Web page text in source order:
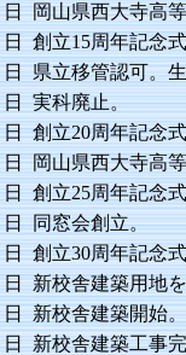
日 岡山県西大寺高
日 創立15周年記念
日 県立移管認可。
日 実科廃止。
日 創立20周年記念
日 岡山県西大寺高
日 創立25周年記念
日 同窓会創立。
日 創立30周年記念
日 新校舎建築用地
日 新校舎建築開始。
日 新校舎建築工事